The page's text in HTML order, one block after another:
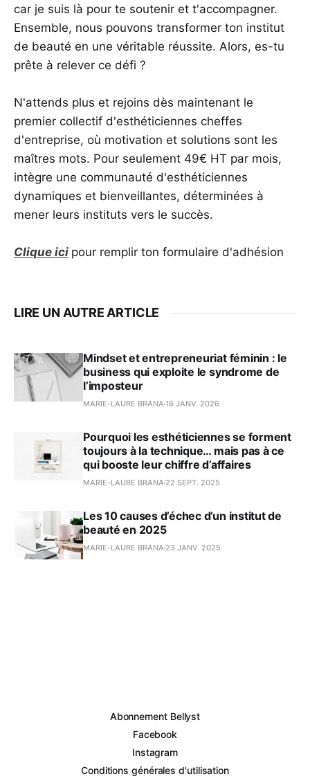
car je suis là pour te soutenir et t'accompagner.
Ensemble, nous pouvons transformer ton institut
de beauté en une véritable réussite. Alors, es-tu
prête à relever ce défi ?
N'attends plus et rejoins dès maintenant le
premier collectif d'esthéticiennes cheffes
d'entreprise, où motivation et solutions sont les
maîtres mots. Pour seulement 49€ HT par mois,
intègre une communauté d'esthéticiennes
dynamiques et bienveillantes, déterminées à
mener leurs instituts vers le succès.
Clique ici pour remplir ton formulaire d'adhésion
LIRE UN AUTRE ARTICLE
Mindset et entrepreneuriat féminin : le
business qui exploite le syndrome de
l’imposteur
MARIE-LAURE BRANA16 JANV. 2026
Pourquoi les esthéticiennes se forment
toujours à la technique… mais pas à ce
qui booste leur chiffre d’affaires
MARIE-LAURE BRANA 22 SEPT. 2025
Les 10 causes d’échec d’un institut de
beauté en 2025
MARIE-LAURE BRANA 23 JANV. 2025
Abonnement Bellyst
Facebook
Instagram
Conditions générales d'utilisation